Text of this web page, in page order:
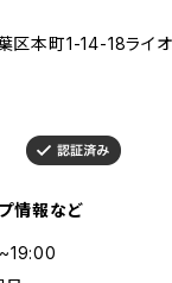
区本町1-14-18ライ
情報など